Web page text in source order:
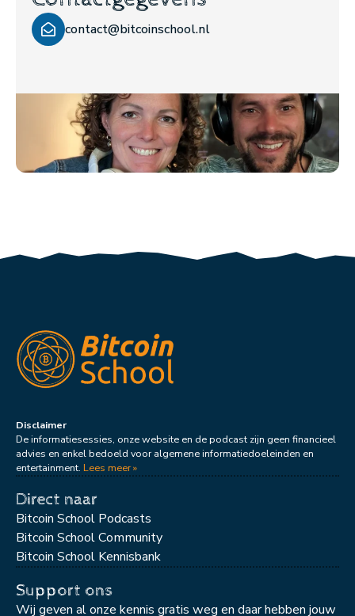
contact@bitcoinschool.nl
Disclaimer
De informatiesessies, onze website en de podcast zijn geen financieel
advies en enkel bedoeld voor algemene informatiedoeleinden en
entertainment. Lees meer »
Direct naar
Bitcoin School Podcasts
Bitcoin School Community
Bitcoin School Kennisbank
Support ons
Wij geven al onze kennis gratis weg en daar hebben jouw